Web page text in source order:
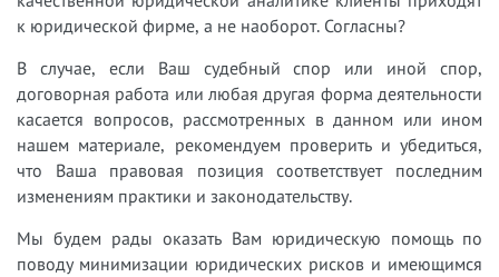
к юридической фирме, а не наоборот. Согласны?
В случае, если Ваш судебный спор или иной спор,
договорная работа или любая другая форма деятельности
касается вопросов, рассмотренных в данном или ином
нашем материале, рекомендуем проверить и убедиться,
что Ваша правовая позиция соответствует последним
изменениям практики и законодательству.
Мы будем рады оказать Вам юридическую помощь по
поводу минимизации юридических рисков и имеющимся